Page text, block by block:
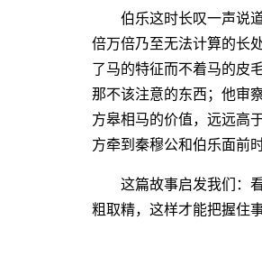
伯乐这时长叹一声说道
倍万倍乃至无法计算的长
了马的特征而不着马的皮
那不该注意的东西；他审
方皋相马的价值，远远高
方牵到秦穆公和伯乐面前
这篇故事启发我们：看
粗取精，这样才能把握住